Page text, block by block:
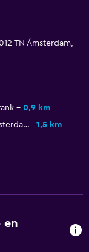
TN Ámsterdam,
0,9 km
Hermitage Amsterdam
1,5 km
en